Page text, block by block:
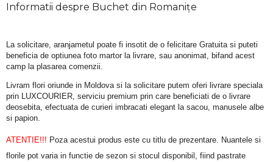
Informatii despre Buchet din Romanițe
La solicitare, aranjametul poate fi insotit de o felicitare Gratuita si puteti
beneficia de optiunea foto martor la livrare, sau anonimat, bifand acest
camp la plasarea comenzii.
Livram flori oriunde in Moldova si la solicitare putem oferi livrare speciala
prin LUXCOURIER, serviciu premium prin care beneficiati de o livrare
deosebita, efectuata de curieri imbracati elegant la sacou, manusele albe
si papion.
ATENTIE!!! Poza acestui produs este cu titlu de prezentare. Nuantele si
florile pot varia in functie de sezon si stocul disponibil, fiind pastrate